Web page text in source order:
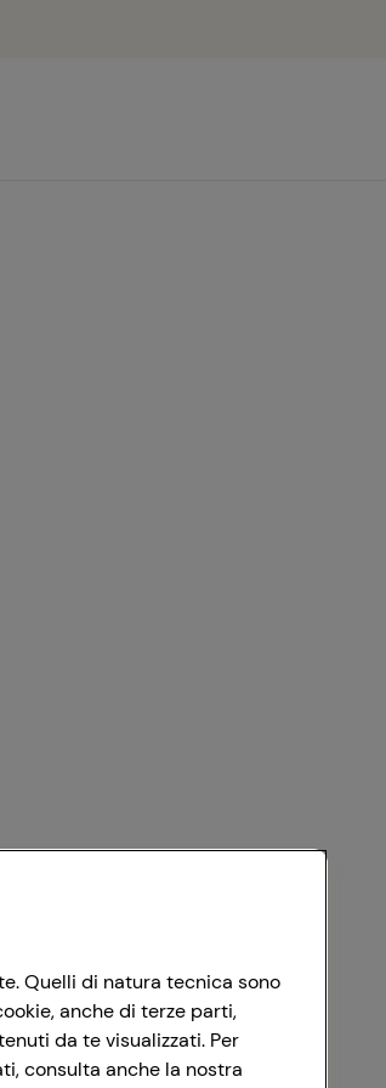
Quelli di natura tecnica sono
anche di terze parti,
da te visualizzati. Per
consulta anche la nostra